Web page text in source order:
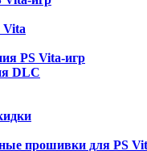
Vita
PS Vita-игр
DLC
прошивки для PS